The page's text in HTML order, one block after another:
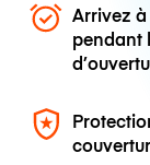
Arrivez
pendant